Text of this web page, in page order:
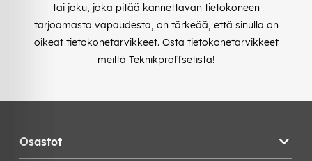
tai joku, joka pitää kannettavan tietokoneen
tarjoamasta vapaudesta, on tärkeää, että sinulla on
oikeat tietokonetarvikkeet. Osta tietokonetarvikkeet
meiltä Teknikproffsetista!
Osastot